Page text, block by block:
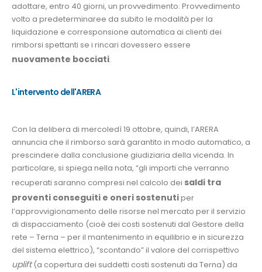
adottare, entro 40 giorni, un provvedimento. Provvedimento
volto a predeterminaree da subito le modalità per la
liquidazione e corresponsione automatica ai clienti dei
rimborsi spettanti se i rincari dovessero essere
nuovamente bocciati.
L'intervento dell'ARERA
Con la delibera di mercoledì 19 ottobre, quindi, l’ARERA
annuncia che il rimborso sarà garantito in modo automatico, a
prescindere dalla conclusione giudiziaria della vicenda. In
particolare, si spiega nella nota, “gli importi che verranno
recuperati saranno compresi nel calcolo dei saldi tra
proventi conseguiti e oneri sostenutiper
l’approvvigionamento delle risorse nel mercato per il servizio
di dispacciamento (cioè dei costi sostenuti dal Gestore della
rete – Terna – per il mantenimento in equilibrio e in sicurezza
del sistema elettrico), “scontando” il valore del corrispettivo
uplift(a copertura dei suddetti costi sostenuti da Terna) da